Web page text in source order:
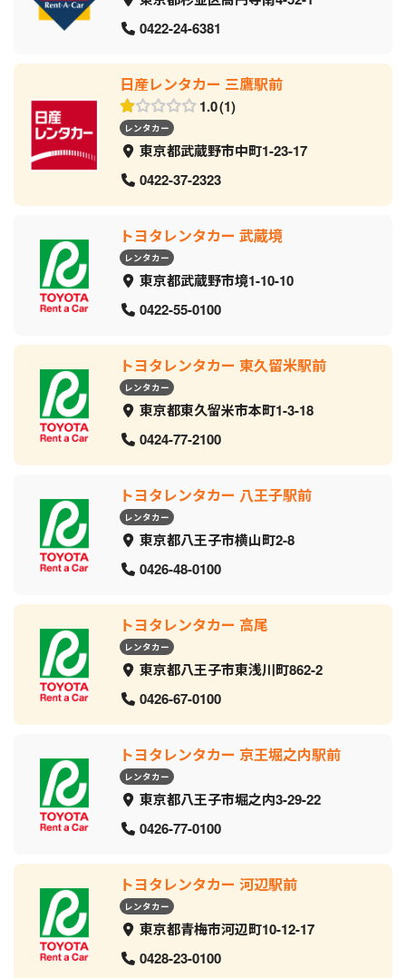
0422-24-6381
日産レンタカー 三鷹駅前
1.0 1
レンタカー
東京都武蔵野市中町1-23-17
0422-37-2323
トヨタレンタカー 武蔵境
レンタカー
東京都武蔵野市境1-10-10
0422-55-0100
トヨタレンタカー 東久留米駅前
レンタカー
東京都東久留米市本町1-3-18
0424-77-2100
トヨタレンタカー 八王子駅前
レンタカー
東京都八王子市横山町2-8
0426-48-0100
トヨタレンタカー 高尾
レンタカー
東京都八王子市東浅川町862-2
0426-67-0100
トヨタレンタカー 京王堀之内駅前
レンタカー
東京都八王子市堀之内3-29-22
0426-77-0100
トヨタレンタカー 河辺駅前
レンタカー
東京都青梅市河辺町10-12-17
0428-23-0100